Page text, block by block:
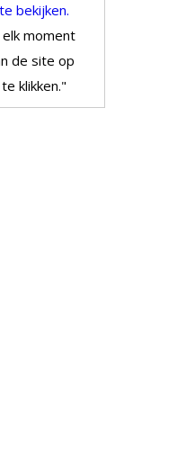
bekijken.
elk moment
de site op
klikken."